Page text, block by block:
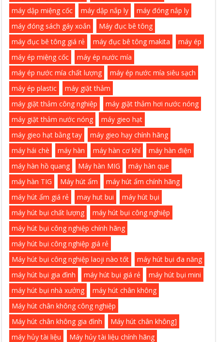
máy dập miệng cốc
máy dập nắp ly
máy đóng nắp ly
máy đóng sách gáy xoắn
Máy đục bê tông
máy đục bê tông giá rẻ
máy đục bê tông makita
máy ép
máy ép miệng cốc
máy ép nước mía
máy ép nước mía chất lượng
máy ép nước mía siêu sạch
máy ép plastic
máy giặt thảm
máy giặt thảm công nghiệp
máy giặt thảm hơi nước nóng
máy giặt thảm nước nóng
máy gieo hạt
máy gieo hạt bằng tay
máy gieo hạy chính hãng
máy hái chè
máy hàn máy hàn cơ khí
máy hàn điện
máy hàn hồ quang
Máy hàn MIG
máy hàn que
máy hàn TIG
Máy hút ẩm
máy hút ẩm chính hãng
máy hút ẩm giá rẻ
may hut bui
máy hút bụi
máy hút bụi chất lượng
máy hút bụi công nghiệp
máy hút bụi công nghiệp chính hãng
máy hút bụi công nghiệp giá rẻ
Máy hút bụi công nghiệp laoji nào tốt
máy hút bụi đa năng
máy hút bụi gia đình
máy hút bụi giá rẻ
máy hút bụi mini
máy hút bụi nhà xưởng
máy hút chân không
Máy hút chân không công nghiệp
Máy hút chân không gia đình
Máy hút chân không]
máy hủy tài liệu
Máy hủy tài liệu chính hãng